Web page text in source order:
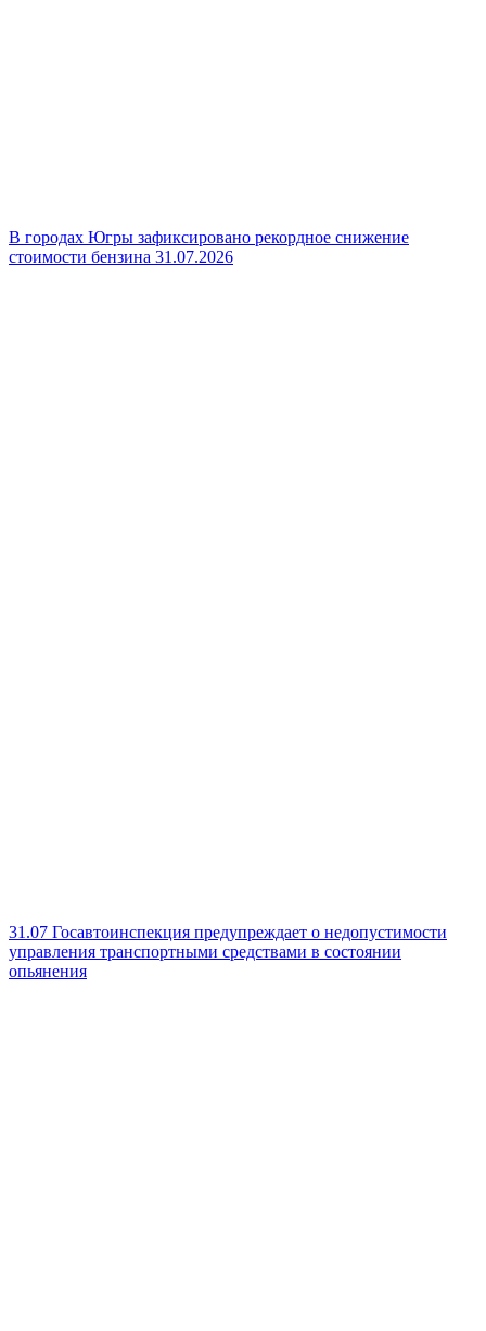
В городах Югры зафиксировано рекордное снижение
стоимости бензина 31.07.2026
31.07 Госавтоинспекция предупреждает о недопустимости
управления транспортными средствами в состоянии
опьянения